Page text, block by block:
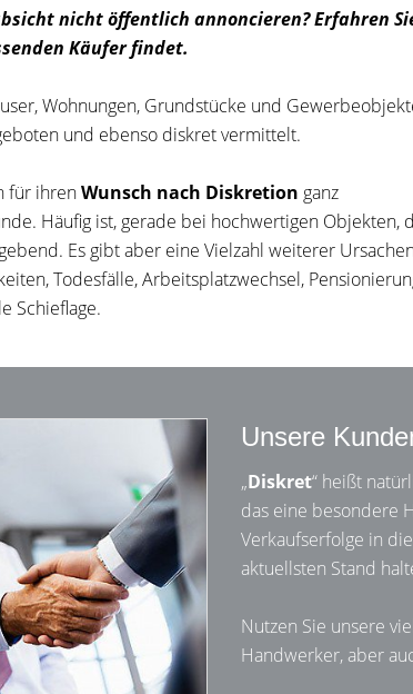
nicht öffentlich annoncieren? Erfahren
Käufer findet.
Wohnungen, Grundstücke und
und ebenso diskret vermittelt.
für ihrenWunsch nach Diskretion ganz
Häufig ist, gerade bei hochwertigen Objekten,
Es gibt aber eine Vielzahl weiterer
Todesfälle, Arbeitsplatzwechsel,
Schieflage.
Unsere
„Diskret“ heißt
das eine besondere
Verkaufserfolge in
aktuellsten Stand
Nutzen Sie unsere
Handwerker, aber